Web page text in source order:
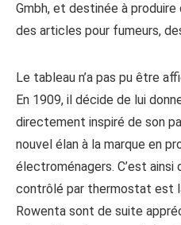
Gmbh, et destinée à
des articles pour fumeurs,
Le tableau n’a pas pu être
En 1909, il décide de lui
directement inspiré de son
nouvel élan à la marque en
électroménagers. C’est
contrôlé par thermostat est
Rowenta sont de suite